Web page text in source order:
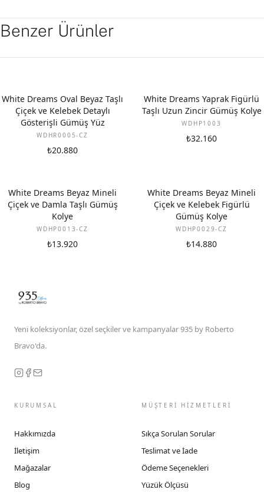
Benzer Ürünler
White Dreams Oval Beyaz Taşlı
Çiçek ve Kelebek Detaylı
Gösterişli Gümüş Yüz
WDHR0005-CZ
₺20.880
White Dreams Yaprak Figürlü
Taşlı Uzun Zincir Gümüş Kolye
WDHP1003
₺32.160
White Dreams Beyaz Mineli
Çiçek ve Damla Taşlı Gümüş
Kolye
WDHP0013-CZ
₺13.920
White Dreams Beyaz Mineli
Çiçek ve Kelebek Figürlü
Gümüş Kolye
WDHP0029-CZ
₺14.880
Yeni koleksiyonlar, özel seçkiler ve kampanyalar 935 by Roberto
Bravo'da.
KURUMSAL
Hakkımızda
İletişim
Mağazalar
Blog
MÜŞTERİ HİZMETLERİ
Sıkça Sorulan Sorular
Teslimat ve İade
Ödeme Seçenekleri
Yüzük Ölçüsü